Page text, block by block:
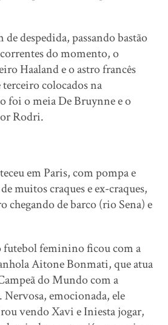
despedida, passando bastão
do momento, o
Haaland e o astro francês
colocados na
foi o meia De Bruynne e o
Rodri.
em Paris, com pompa e
muitos craques e ex-craques,
chegando de barco (rio Sena) e
futebol feminino ficou com a
Aitone Bonmati, que atua
do Mundo com a
Nervosa, emocionada, ele
vendo Xavi e Iniesta jogar,